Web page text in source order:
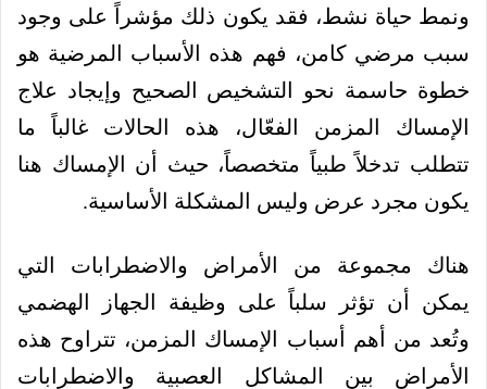
ونمط حياة نشط، فقد يكون ذلك مؤشراً على وجود
سبب مرضي كامن، فهم هذه الأسباب المرضية هو
خطوة حاسمة نحو التشخيص الصحيح وإيجاد علاج
الإمساك المزمن الفعّال، هذه الحالات غالباً ما
تتطلب تدخلاً طبياً متخصصاً، حيث أن الإمساك هنا
يكون مجرد عرض وليس المشكلة الأساسية.
هناك مجموعة من الأمراض والاضطرابات التي
يمكن أن تؤثر سلباً على وظيفة الجهاز الهضمي
وتُعد من أهم أسباب الإمساك المزمن، تتراوح هذه
الأمراض بين المشاكل العصبية والاضطرابات